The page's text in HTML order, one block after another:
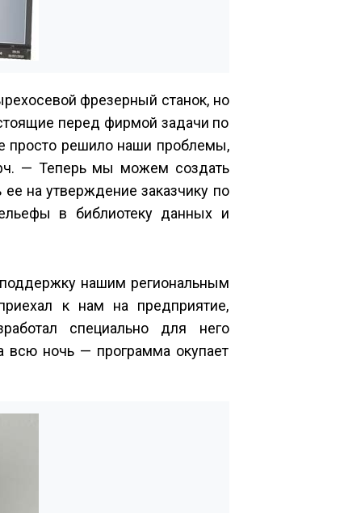
фрезерный станок, но
перед фирмой задачи по
просто решило наши проблемы,
— Теперь мы можем создать
на утверждение заказчику по
в библиотеку данных и
поддержку нашим региональным
к нам на предприятие,
специально для него
всю ночь — программа окупает